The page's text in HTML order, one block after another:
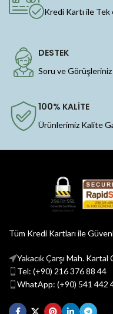
Kredi Kartı ile Tek
DESTEK
Soru ve
100% KALİTE
Ürünlerimiz Kalite
Tüm Kredi Kartları ile
Yakacık Çarşı Mah. Kartal
Tel: (+90) 216 376 88 44
WhatApp: (+90) 541 442